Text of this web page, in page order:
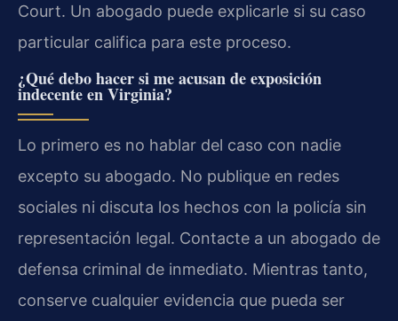
Court. Un abogado puede explicarle si su caso
particular califica para este proceso.
¿Qué debo hacer si me acusan de exposición
indecente en Virginia?
Lo primero es no hablar del caso con nadie
excepto su abogado. No publique en redes
sociales ni discuta los hechos con la policía sin
representación legal. Contacte a un abogado de
defensa criminal de inmediato. Mientras tanto,
conserve cualquier evidencia que pueda ser